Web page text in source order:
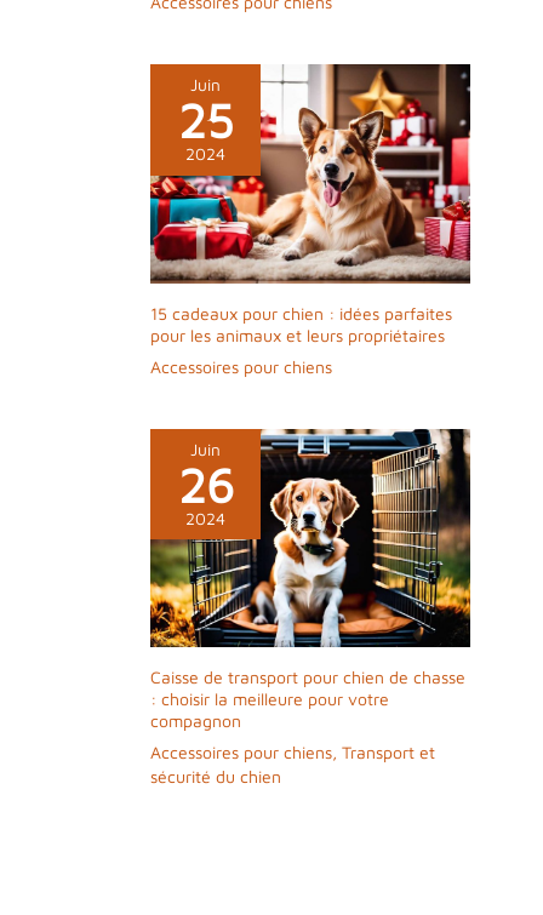
Juin
25
2024
15 cadeaux pour chien : idées parfaites
pour les animaux et leurs propriétaires
Accessoires pour chiens
Juin
26
2024
Caisse de transport pour chien de chasse
: choisir la meilleure pour votre
compagnon
Accessoires pour chiens, Transport et
sécurité du chien